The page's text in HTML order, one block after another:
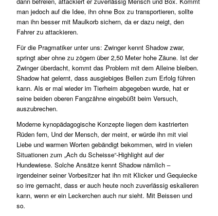
man jedoch auf die Idee, ihn ohne Box zu transportieren, sollte
man ihn besser mit Maulkorb sichern, da er dazu neigt, den
Fahrer zu attackieren.
Für die Pragmatiker unter uns: Zwinger kennt Shadow zwar,
springt aber ohne zu zögern über 2,50 Meter hohe Zäune. Ist der
Zwinger überdacht, kommt das Problem mit dem Alleine bleiben.
Shadow hat gelernt, dass ausgiebiges Bellen zum Erfolg führen
kann. Als er mal wieder im Tierheim abgegeben wurde, hat er
seine beiden oberen Fangzähne eingebüßt beim Versuch,
auszubrechen.
Moderne kynopädagogische Konzepte liegen dem kastrierten
Rüden fern, Und der Mensch, der meint, er würde ihn mit viel
Liebe und warmen Worten gebändigt bekommen, wird in vielen
Situationen zum „Ach du Scheisse“-Highlight auf der
Hundewiese. Solche Ansätze kennt Shadow nämlich –
irgendeiner seiner Vorbesitzer hat ihn mit Klicker und Gequiecke
so irre gemacht, dass er auch heute noch zuverlässig eskalieren
kann, wenn er ein Leckerchen auch nur sieht. Mit Beissen und
so.